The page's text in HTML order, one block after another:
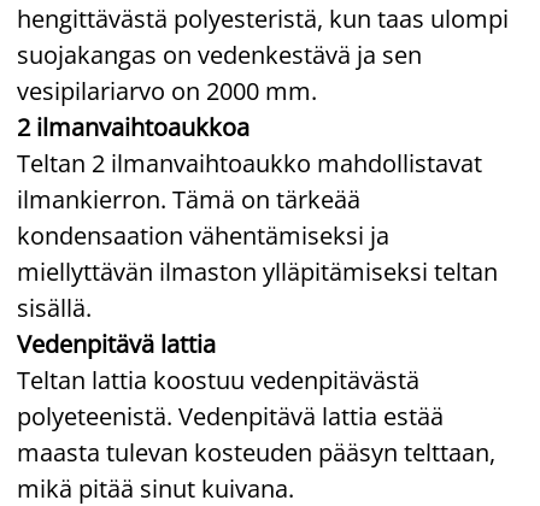
hengittävästä polyesteristä, kun taas ulompi
suojakangas on vedenkestävä ja sen
vesipilariarvo on 2000 mm.
2 ilmanvaihtoaukkoa
Teltan 2 ilmanvaihtoaukko mahdollistavat
ilmankierron. Tämä on tärkeää
kondensaation vähentämiseksi ja
miellyttävän ilmaston ylläpitämiseksi teltan
sisällä.
Vedenpitävä lattia
Teltan lattia koostuu vedenpitävästä
polyeteenistä. Vedenpitävä lattia estää
maasta tulevan kosteuden pääsyn telttaan,
mikä pitää sinut kuivana.